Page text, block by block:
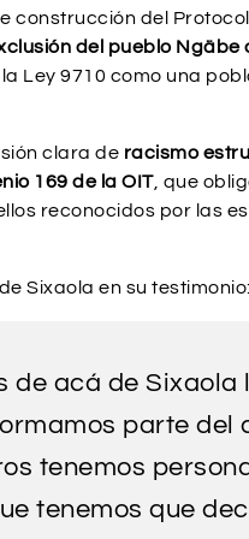
construcción del
del pueblo Ngäbe
Ley 9710 como una
clara de racismo
169 de la OIT, que
reconocidos por las
Sixaola en su testimonio:
de acá de Sixaola
parte del
tenemos
tenemos que